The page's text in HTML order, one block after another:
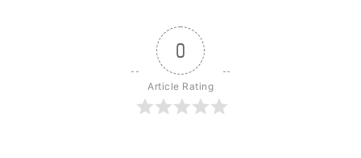
0
Article Rating